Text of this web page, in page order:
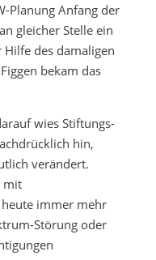
Planung Anfang der
gleicher Stelle ein
des damaligen
bekam das
wies Stiftungs-
hin,
verändert.
mit
immer mehr
Störung oder